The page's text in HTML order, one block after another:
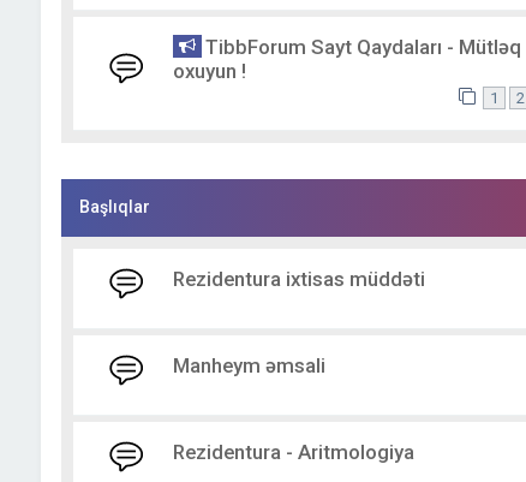
TibbForum Sayt Qaydaları - Mütləq
oxuyun !
1 2
Başlıqlar
Rezidentura ixtisas müddəti
Manheym əmsali
Rezidentura - Aritmologiya